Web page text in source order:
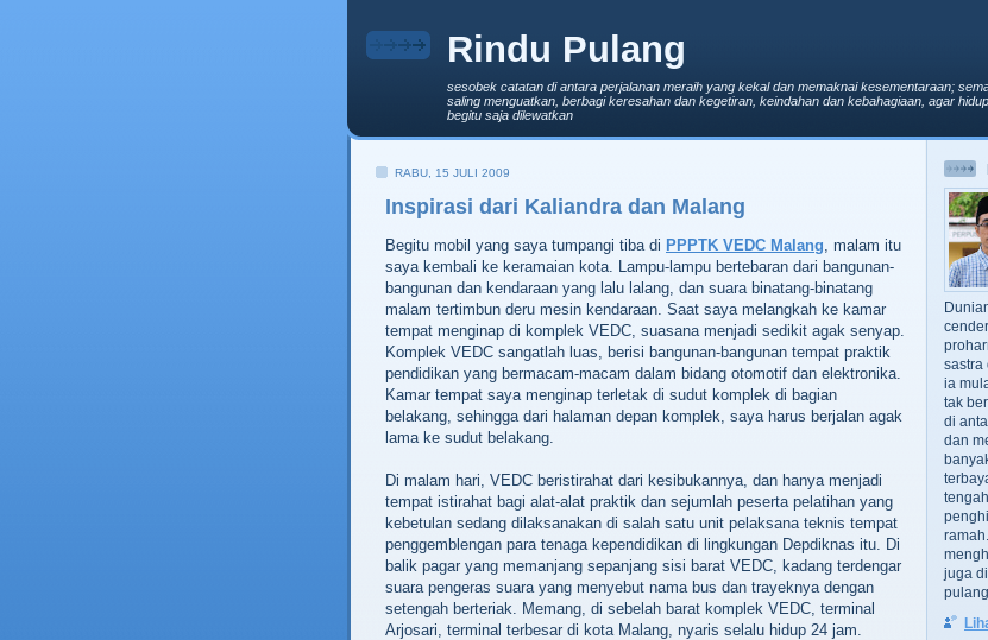
Rindu Pulang
sesobek catatan di antara perjalanan meraih yang kekal dan memaknai kesementaraan;
saling menguatkan, berbagi keresahan dan kegetiran, keindahan dan kebahagiaan, agar
begitu saja dilewatkan
RABU, 15 JULI 2009
Inspirasi dari Kaliandra dan Malang
Begitu mobil yang saya tumpangi tiba di PPPTK VEDC Malang, malam itu
saya kembali ke keramaian kota. Lampu-lampu bertebaran dari bangunan-
bangunan dan kendaraan yang lalu lalang, dan suara binatang-binatang
malam tertimbun deru mesin kendaraan. Saat saya melangkah ke kamar
tempat menginap di komplek VEDC, suasana menjadi sedikit agak senyap.
Komplek VEDC sangatlah luas, berisi bangunan-bangunan tempat praktik
pendidikan yang bermacam-macam dalam bidang otomotif dan elektronika.
Kamar tempat saya menginap terletak di sudut komplek di bagian
belakang, sehingga dari halaman depan komplek, saya harus berjalan agak
lama ke sudut belakang.
Di malam hari, VEDC beristirahat dari kesibukannya, dan hanya menjadi
tempat istirahat bagi alat-alat praktik dan sejumlah peserta pelatihan yang
kebetulan sedang dilaksanakan di salah satu unit pelaksana teknis tempat
penggemblengan para tenaga kependidikan di lingkungan Depdiknas itu. Di
balik pagar yang memanjang sepanjang sisi barat VEDC, kadang terdengar
suara pengeras suara yang menyebut nama bus dan trayeknya dengan
setengah berteriak. Memang, di sebelah barat komplek VEDC, terminal
Arjosari, terminal terbesar di kota Malang, nyaris selalu hidup 24 jam.
sastra
ia
tak
di
dan
juga
pulang.